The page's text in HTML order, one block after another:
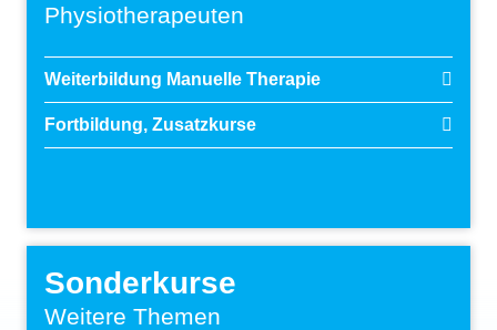
Physiotherapeuten
Weiterbildung Manuelle Therapie
Fortbildung, Zusatzkurse
Sonderkurse
Weitere Themen